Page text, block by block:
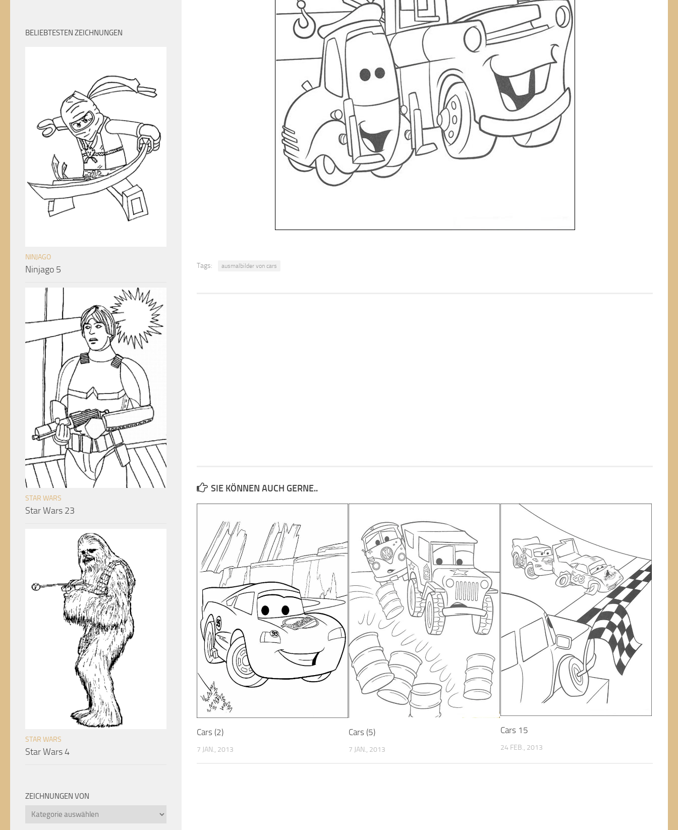
Tags: ausmalbilder von cars
SIE KÖNNEN AUCH GERNE..
Cars (2)
7 JAN., 2013
Cars (5)
7 JAN., 2013
Cars 15
24 FEB., 2013
BELIEBTESTEN ZEICHNUNGEN
NINJAGO
Ninjago 5
STAR WARS
Star Wars 23
STAR WARS
Star Wars 4
ZEICHNUNGEN VON
Zeichnungen